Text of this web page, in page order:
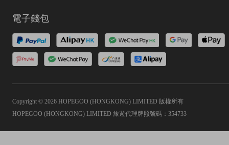
電子錢包
Copyright © 2026 HOPEGOO (HONGKONG) LIMITED 版權所有
HOPEGOO (HONGKONG) LIMITED 旅遊代理牌照號碼：354733